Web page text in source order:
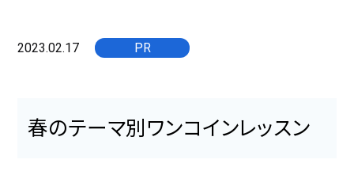
2023.02.17 PR
春のテーマ別ワンコインレッスン